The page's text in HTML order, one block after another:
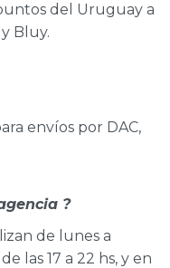
del Uruguay a
Bluy.
envíos por DAC,
?
de lunes a
las 17 a 22 hs, y en